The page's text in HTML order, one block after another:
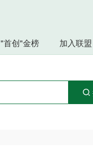
"首创"金榜 加入联盟